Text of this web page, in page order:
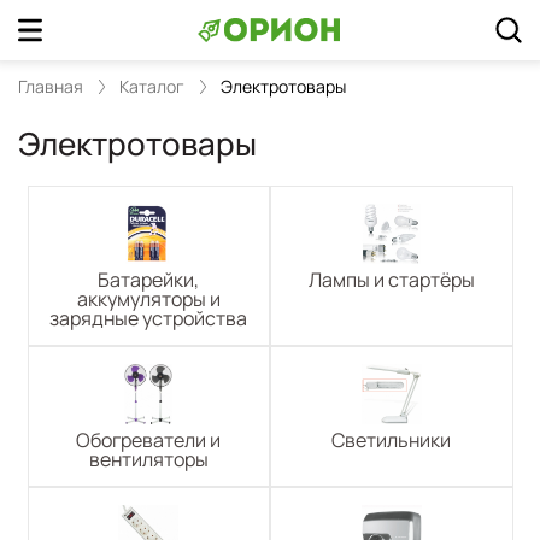
Главная Каталог Электротовары
Электротовары
Батарейки,
аккумуляторы и
зарядные устройства
Лампы и стартёры
Обогреватели и
вентиляторы
Светильники